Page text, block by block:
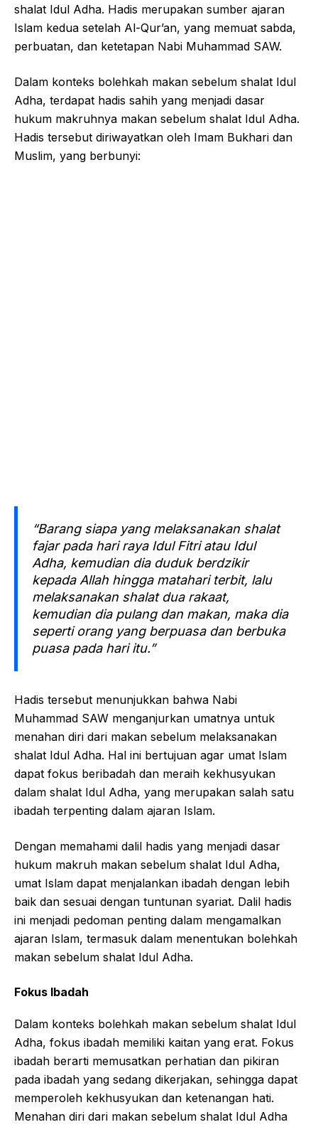
shalat Idul Adha. Hadis merupakan sumber ajaran
Islam kedua setelah Al-Qur’an, yang memuat sabda,
perbuatan, dan ketetapan Nabi Muhammad SAW.
Dalam konteks bolehkah makan sebelum shalat Idul
Adha, terdapat hadis sahih yang menjadi dasar
hukum makruhnya makan sebelum shalat Idul Adha.
Hadis tersebut diriwayatkan oleh Imam Bukhari dan
Muslim, yang berbunyi:
“Barang siapa yang melaksanakan shalat
fajar pada hari raya Idul Fitri atau Idul
Adha, kemudian dia duduk berdzikir
kepada Allah hingga matahari terbit, lalu
melaksanakan shalat dua rakaat,
kemudian dia pulang dan makan, maka dia
seperti orang yang berpuasa dan berbuka
puasa pada hari itu.”
Hadis tersebut menunjukkan bahwa Nabi
Muhammad SAW menganjurkan umatnya untuk
menahan diri dari makan sebelum melaksanakan
shalat Idul Adha. Hal ini bertujuan agar umat Islam
dapat fokus beribadah dan meraih kekhusyukan
dalam shalat Idul Adha, yang merupakan salah satu
ibadah terpenting dalam ajaran Islam.
Dengan memahami dalil hadis yang menjadi dasar
hukum makruh makan sebelum shalat Idul Adha,
umat Islam dapat menjalankan ibadah dengan lebih
baik dan sesuai dengan tuntunan syariat. Dalil hadis
ini menjadi pedoman penting dalam mengamalkan
ajaran Islam, termasuk dalam menentukan bolehkah
makan sebelum shalat Idul Adha.
Fokus Ibadah
Dalam konteks bolehkah makan sebelum shalat Idul
Adha, fokus ibadah memiliki kaitan yang erat. Fokus
ibadah berarti memusatkan perhatian dan pikiran
pada ibadah yang sedang dikerjakan, sehingga dapat
memperoleh kekhusyukan dan ketenangan hati.
Menahan diri dari makan sebelum shalat Idul Adha